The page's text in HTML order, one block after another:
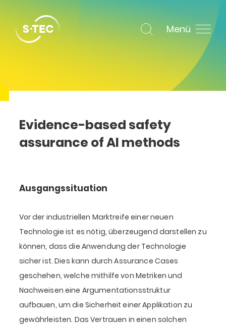
Menü
Evidence-based safety
assurance of AI methods
Ausgangssituation
Vor der industriellen Marktreife einer neuen
Technologie ist es nötig, überzeugend darstellen zu
können, dass die Anwendung der Technologie
sicher ist. Dies kann durch Assurance Cases
geschehen, welche mithilfe von Metriken und
Nachweisen eine Argumentationsstruktur
aufbauen, um die Sicherheit einer Applikation zu
gewährleisten. Das Vertrauen in einen solchen